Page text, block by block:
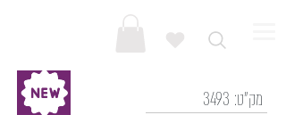
3493 מק"ט: